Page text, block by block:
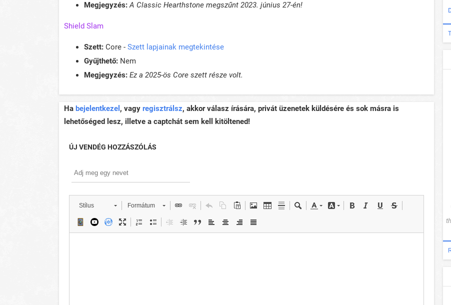
Megjegyzés: A Classic Hearthstone megszűnt 2023. június 27-én!
Shield Slam
Szett: Core - Szett lapjainak megtekintése
Gyűjthető: Nem
Megjegyzés: Ez a 2025-ös Core szett része volt.
Ha bejelentkezel , vagy regisztrálsz, akkor válasz írására, privát üzenetek küldésére és sok másra is
lehetőséged lesz, illetve a captchát sem kell kitöltened!
ÚJ VENDÉG HOZZÁSZÓLÁS
Stílus Formátum